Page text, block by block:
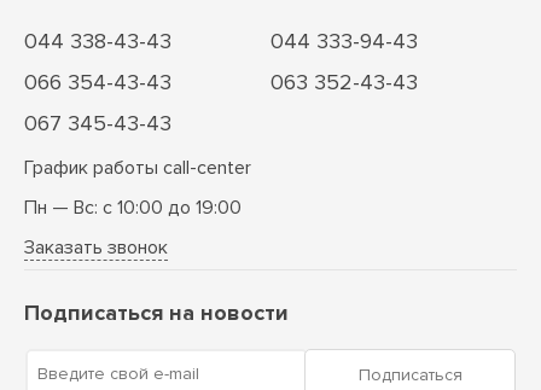
044 338-43-43
044 333-94-43
066 354-43-43
063 352-43-43
067 345-43-43
График работы call-center
Пн — Вс: с 10:00 до 19:00
Заказать звонок
Подписаться на новости
Введите свой e-mail Подписаться